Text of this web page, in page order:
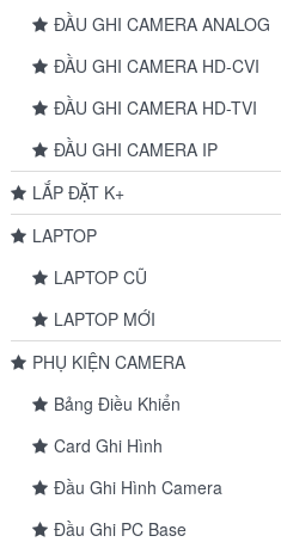
ĐẦU GHI CAMERA ANALOG
ĐẦU GHI CAMERA HD-CVI
ĐẦU GHI CAMERA HD-TVI
ĐẦU GHI CAMERA IP
LẮP ĐẶT K+
LAPTOP
LAPTOP CŨ
LAPTOP MỚI
PHỤ KIỆN CAMERA
Bảng Điều Khiển
Card Ghi Hình
Đầu Ghi Hình Camera
Đầu Ghi PC Base